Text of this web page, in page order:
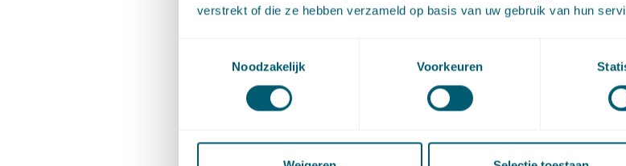
verstrekt of die ze hebben verzameld op basis van uw gebruik van hun
Noodzakelijk
Voorkeuren
vermenigvuldigen met een kapitalisatiefactor. Voor
Met de uitkering van een som geld in één keer wordt
verliezen welke de gedupeerde in de loop van de